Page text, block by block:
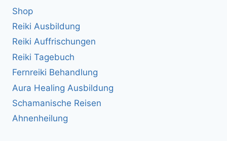
Shop
Reiki Ausbildung
Reiki Auffrischungen
Reiki Tagebuch
Fernreiki Behandlung
Aura Healing Ausbildung
Schamanische Reisen
Ahnenheilung